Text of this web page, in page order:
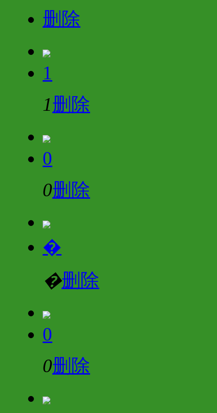
删除
1
1删除
0
0删除
�
�删除
0
0删除